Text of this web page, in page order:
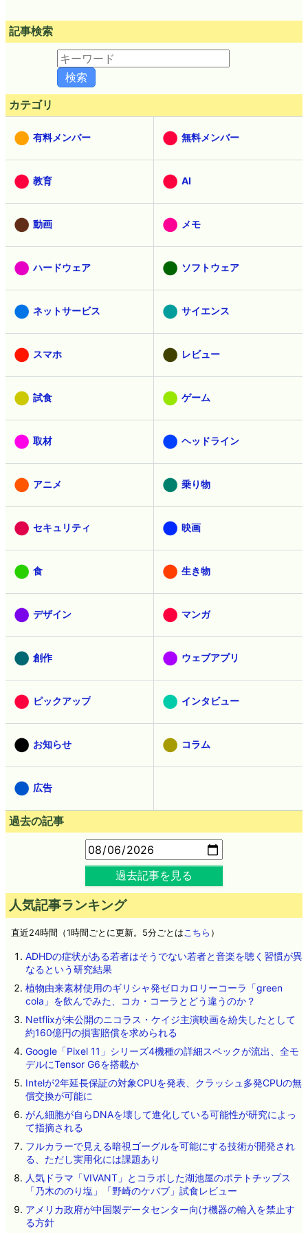
記事検索
カテゴリ
有料メンバー 無料メンバー
教育 AI
動画 メモ
ハードウェア ソフトウェア
ネットサービス サイエンス
スマホ レビュー
試食 ゲーム
取材 ヘッドライン
アニメ 乗り物
セキュリティ 映画
食 生き物
デザイン マンガ
創作 ウェブアプリ
ピックアップ インタビュー
お知らせ コラム
広告
過去の記事
過去記事を見る
人気記事ランキング
直近24時間（1時間ごとに更新。5分ごとは こちら ）
ADHDの症状がある若者はそうでない若者と音楽を聴く習慣が異
なるという研究結果
植物由来素材使用のギリシャ発ゼロカロリーコーラ「green
cola」を飲んでみた、コカ・コーラとどう違うのか？
Netflixが未公開のニコラス・ケイジ主演映画を紛失したとして
約160億円の損害賠償を求められる
Google「Pixel 11」シリーズ4機種の詳細スペックが流出、全モ
デルにTensor G6を搭載か
Intelが2年延長保証の対象CPUを発表、クラッシュ多発CPUの無
償交換が可能に
がん細胞が自らDNAを壊して進化している可能性が研究によっ
て指摘される
フルカラーで見える暗視ゴーグルを可能にする技術が開発され
る、ただし実用化には課題あり
人気ドラマ「VIVANT」とコラボした湖池屋のポテトチップス
「乃木ののり塩」「野崎のケバブ」試食レビュー
アメリカ政府が中国製データセンター向け機器の輸入を禁止す
る方針